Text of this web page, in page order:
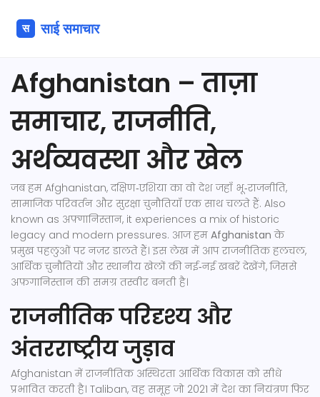
Afghanistan – ताज़ा
समाचार, राजनीति,
अर्थव्यवस्था और खेल
जब हम Afghanistan,दक्षिण‑एशिया का वो देश जहाँ भू‑राजनीति,
सामाजिक परिवर्तन और सुरक्षा चुनौतियाँ एक साथ चलते हैं. Also
known as अफ़्गानिस्तान, it experiences a mix of historic
legacy and modern pressures. आज हम Afghanistan के
प्रमुख पहलुओं पर नज़र डालते हैं। इस लेख में आप राजनीतिक हलचल,
आर्थिक चुनौतियों और स्थानीय खेलों की नई‑नई खबरें देखेंगे, जिससे
अफ़गानिस्तान की समग्र तस्वीर बनती है।
राजनीतिक परिदृश्य और
अंतरराष्ट्रीय जुड़ाव
Afghanistan में राजनीतिक अस्थिरता आर्थिक विकास को सीधे
प्रभावित करती है। Taliban,वह समूह जो 2021 में देश का नियंत्रण फिर